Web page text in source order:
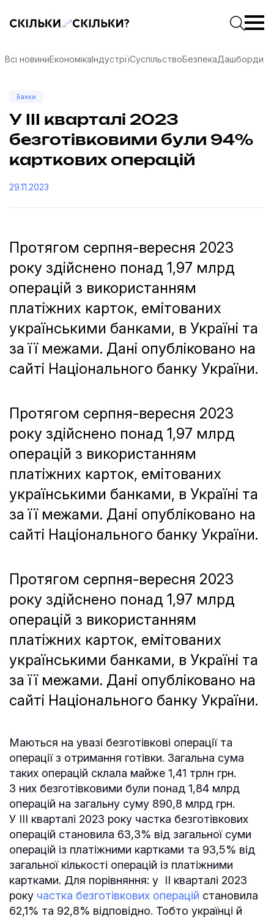
Скільки-скільки? — Медіа про суспільні даніПочати
Всі новиниЕкономікаІндустріїСуспільствоБезпекаДашборди
Банки
У ІІІ кварталі 2023
безготівковими були 94%
карткових операцій
29.11.2023
Протягом серпня-вересня 2023
року здійснено понад 1,97 млрд
операцій з використанням
платіжних карток, емітованих
українськими банками, в Україні та
за її межами. Дані опубліковано на
сайті Національного банку України.
Протягом серпня-вересня 2023
року здійснено понад 1,97 млрд
операцій з використанням
платіжних карток, емітованих
українськими банками, в Україні та
за її межами. Дані опубліковано на
сайті Національного банку України.
Протягом серпня-вересня 2023
року здійснено понад 1,97 млрд
операцій з використанням
платіжних карток, емітованих
українськими банками, в Україні та
за її межами. Дані опубліковано на
сайті Національного банку України.
Маються на увазі безготівкові операції та
операції з отримання готівки. Загальна сума
таких операцій склала майже 1,41 трлн грн.
З них безготівковими були понад 1,84 млрд
операцій на загальну суму 890,8 млрд грн.
У ІIІ кварталі 2023 року частка безготівкових
операцій становила 63,3% від загальної суми
операцій із платіжними картками та 93,5% від
загальної кількості операцій із платіжними
картками. Для порівняння: у II кварталі 2023
року частка безготівкових операцій становила
62,1% та 92,8% відповідно. Тобто українці й